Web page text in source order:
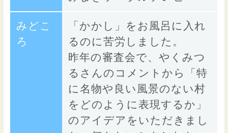
みどこ
ろ
「かかし」をお風呂に入れ
るのに苦労しました。
昨年の審査会で、やくみつ
るさんのコメントから「特
に名物や良い風景のない村
をどのように表現するか」
のアイデアをいただきまし